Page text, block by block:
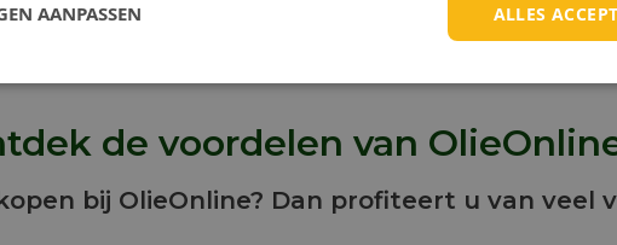
de voordelen van
bij OlieOnline? Dan profiteert u van veel
ALLES
AANPASSEN